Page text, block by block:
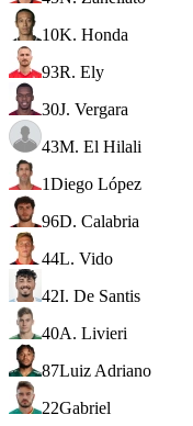
10K. Honda
93R. Ely
30J. Vergara
43M. El Hilali
1Diego López
96D. Calabria
44L. Vido
42I. De Santis
40A. Livieri
87Luiz Adriano
22Gabriel